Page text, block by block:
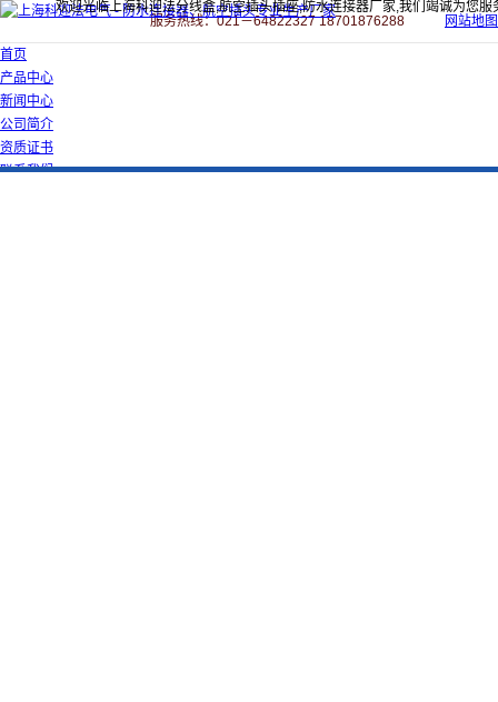
欢迎光临上海科迎法分线盒,航空插头插座,防水连接器厂家,我们竭诚为您服
服务热线：021－64822327 18701876288
网站地图
首页
产品中心
新闻中心
公司简介
资质证书
联系我们